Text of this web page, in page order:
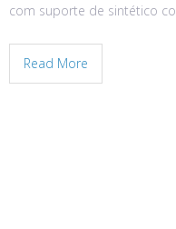
com suporte de sintético
Read More